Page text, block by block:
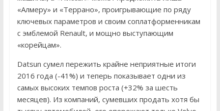
«Алмеру» и «Террано», проигрывающие по ряду
ключевых параметров и своим соплатформенникам
с эмблемой Renault, и мощно выступающим
«корейцам».
Datsun сумел пережить крайне неприятные итоги
2016 года (-41%) и теперь показывает одни из
самых высоких темпов роста (+32% за шесть
месяцев). Из компаний, сумевших продать хотя бы